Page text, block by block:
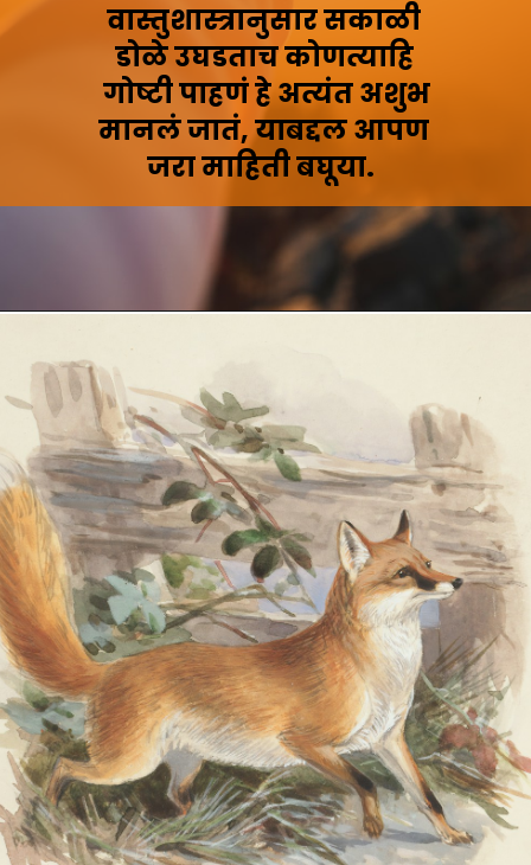
वास्तुशास्त्रानुसार सकाळी
डोळे उघडताच कोणत्याहि
गोष्टी पाहणं हे अत्यंत अशुभ
मानलं जातं, याबद्दल आपण
जरा माहिती बघूया.